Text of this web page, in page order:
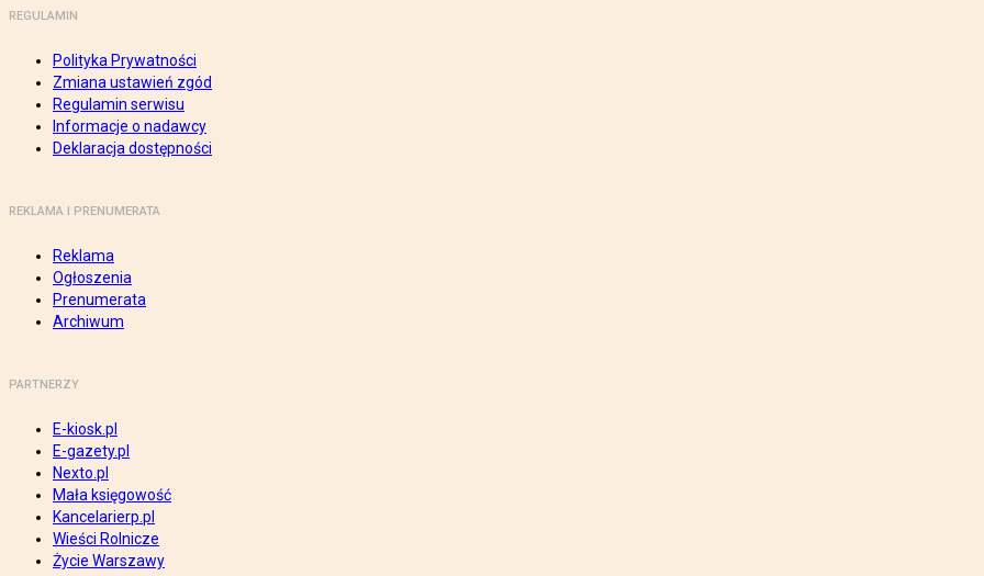
REGULAMIN
Polityka Prywatności
Zmiana ustawień zgód
Regulamin serwisu
Informacje o nadawcy
Deklaracja dostępności
REKLAMA I PRENUMERATA
Reklama
Ogłoszenia
Prenumerata
Archiwum
PARTNERZY
E-kiosk.pl
E-gazety.pl
Nexto.pl
Mała księgowość
Kancelarierp.pl
Wieści Rolnicze
Życie Warszawy